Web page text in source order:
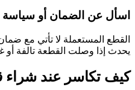
اسأل عن الضمان أو سياسة
القطع المستعملة لا تأتي مع
يحدث إذا وصلت القطعة تالفة أو
كيف تكاسر عند شراء